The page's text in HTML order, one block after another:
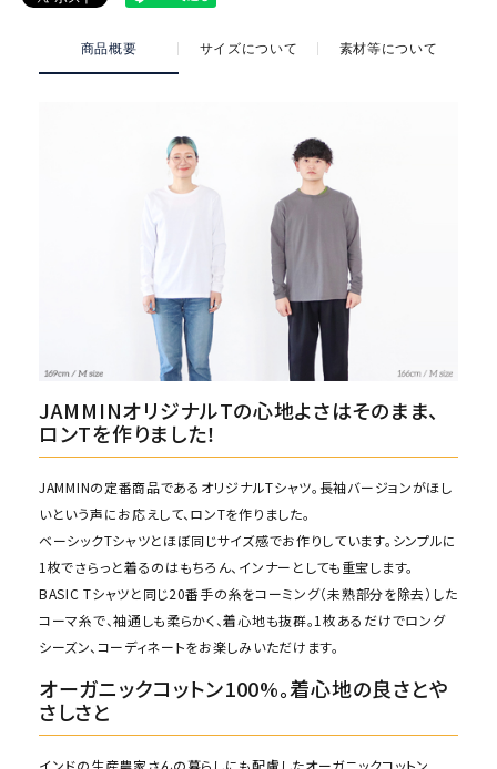
商品概要 サイズについて 素材等について
JAMMINオリジナルTの心地よさはそのまま、
ロンTを作りました！
JAMMINの定番商品であるオリジナルTシャツ。長袖バージョンがほし
いという声にお応えして、ロンTを作りました。
ベーシックTシャツとほぼ同じサイズ感でお作りしています。シンプルに
1枚でさらっと着るのはもちろん、インナーとしても重宝します。
BASIC Tシャツと同じ20番手の糸をコーミング（未熟部分を除去）した
コーマ糸で、袖通しも柔らかく、着心地も抜群。1枚あるだけでロング
シーズン、コーディネートをお楽しみいただけます。
オーガニックコットン100%。着心地の良さとや
さしさと
インドの生産農家さんの暮らしにも配慮したオーガニックコットン